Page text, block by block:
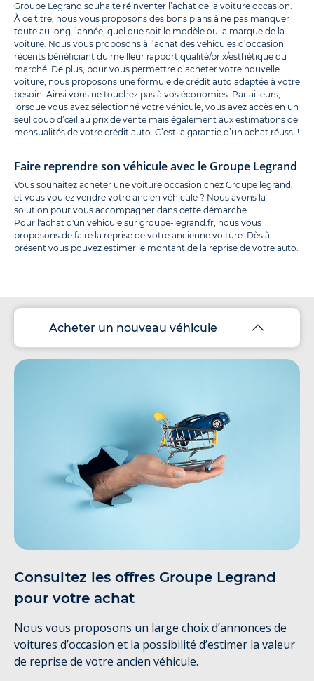
Groupe Legrand souhaite réinventer l’achat de la voiture occasion.
À ce titre, nous vous proposons des bons plans à ne pas manquer
toute au long l’année, quel que soit le modèle ou la marque de la
voiture. Nous vous proposons à l’achat des véhicules d’occasion
récents bénéficiant du meilleur rapport qualité/prix/esthétique du
marché. De plus, pour vous permettre d’acheter votre nouvelle
voiture, nous proposons une formule de crédit auto adaptée à votre
besoin. Ainsi vous ne touchez pas à vos économies. Par ailleurs,
lorsque vous avez sélectionné votre véhicule, vous avez accès en un
seul coup d’œil au prix de vente mais également aux estimations de
mensualités de votre crédit auto. C’est la garantie d’un achat réussi !
Faire reprendre son véhicule avec le Groupe Legrand
Vous souhaitez acheter une voiture occasion chez Groupe legrand,
et vous voulez vendre votre ancien véhicule ? Nous avons la
solution pour vous accompagner dans cette démarche.
Pour l'achat d'un véhicule sur groupe-legrand.fr, nous vous
proposons de faire la reprise de votre ancienne voiture. Dès à
présent vous pouvez estimer le montant de la reprise de votre auto.
Acheter un nouveau véhicule
Consultez les offres Groupe Legrand
pour votre achat
Nous vous proposons un large choix d’annonces de
voitures d’occasion et la possibilité d’estimer la valeur
de reprise de votre ancien véhicule.